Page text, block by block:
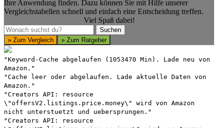
Ihre Anwendung finden. Dazu können Sie mit Hilfe unserer
Vergleichstabellen schnell und einfach eine Entscheidung treffen.
Viel Spaß dabei!
Suchen
Suchen
» Zum Vergleich
» Zum Ratgeber
"Keyword-Cache abgelaufen (1053470 Min). Lade neu von
Amazon."
"Cache leer oder abgelaufen. Lade aktuelle Daten von
Amazon."
"Creators API: resource
\"offersV2.listings.price.money\" wird von Amazon
nicht unterstuetzt und uebersprungen."
"Creators API: resource